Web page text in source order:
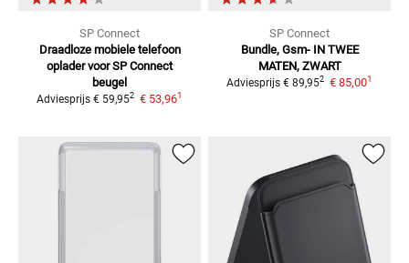
SP Connect
Draadloze mobiele telefoon
oplader voor SP Connect
beugel
Adviesprijs € 59,952 € 53,961
SP Connect
Bundle, Gsm- IN TWEE
MATEN, ZWART
Adviesprijs € 89,952 € 85,001